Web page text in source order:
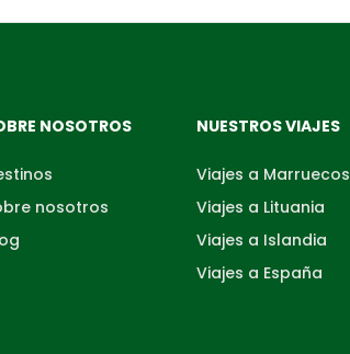
NOSOTROS
nosotros
NUESTROS VIAJES
Viajes a Marruecos
Viajes a Lituania
Viajes a Islandia
Viajes a España